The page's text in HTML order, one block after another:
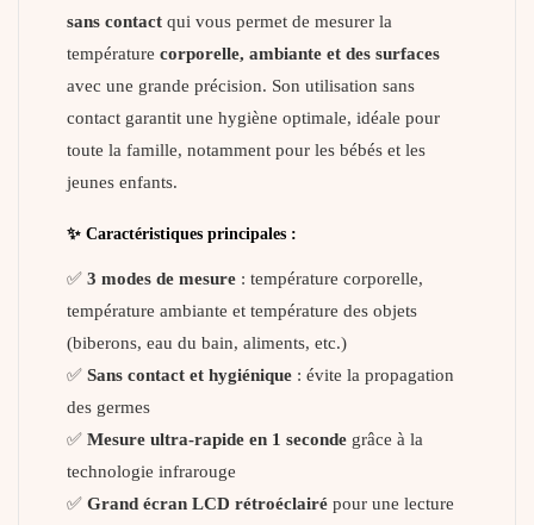
sans contact qui vous permet de mesurer la
température corporelle, ambiante et des surfaces
avec une grande précision. Son utilisation sans
contact garantit une hygiène optimale, idéale pour
toute la famille, notamment pour les bébés et les
jeunes enfants.
✨ Caractéristiques principales :
✅ 3 modes de mesure : température corporelle,
température ambiante et température des objets
(biberons, eau du bain, aliments, etc.)
✅ Sans contact et hygiénique : évite la propagation
des germes
✅ Mesure ultra-rapide en 1 seconde grâce à la
technologie infrarouge
✅ Grand écran LCD rétroéclairé pour une lecture